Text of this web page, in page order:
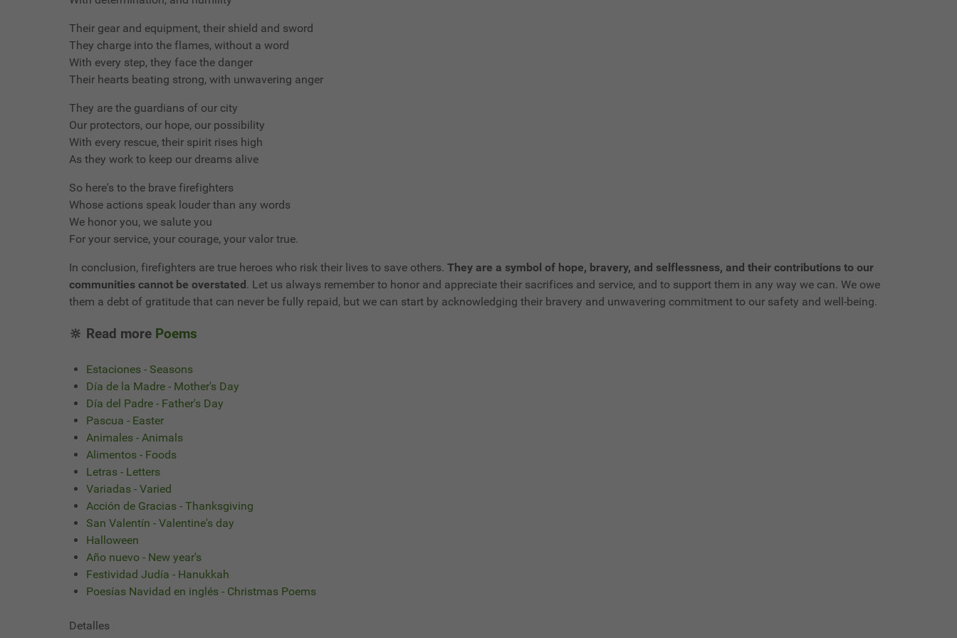
Their gear and equipment, their shield and sword
They charge into the flames, without a word
With every step, they face the danger
Their hearts beating strong, with unwavering anger
They are the guardians of our city
Our protectors, our hope, our possibility
With every rescue, their spirit rises high
As they work to keep our dreams alive
So here's to the brave firefighters
Whose actions speak louder than any words
We honor you, we salute you
For your service, your courage, your valor true.
In conclusion, firefighters are true heroes who risk their lives to save others. They are a symbol of hope, bravery, and selflessness, and their contributions to our
communities cannot be overstated . Let us always remember to honor and appreciate their sacrifices and service, and to support them in any way we can. We owe
them a debt of gratitude that can never be fully repaid, but we can start by acknowledging their bravery and unwavering commitment to our safety and well-being.
🔆 Read more Poems
Estaciones - Seasons
Día de la Madre - Mother's Day
Día del Padre - Father's Day
Pascua - Easter
Animales - Animals
Alimentos - Foods
Letras - Letters
Variadas - Varied
Acción de Gracias - Thanksgiving
San Valentín - Valentine's day
Halloween
Año nuevo - New year's
Festividad Judía - Hanukkah
Poesías Navidad en inglés - Christmas Poems
Detalles